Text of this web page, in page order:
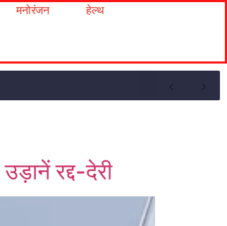
मनोरंजन
हेल्थ
रद्द-देरी